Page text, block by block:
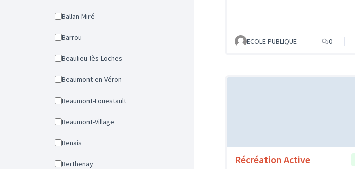
Ballan-Miré
Barrou
Beaulieu-lès-Loches
Beaumont-en-Véron
Beaumont-Louestault
Beaumont-Village
Benais
Berthenay
ECOLE PUBLIQUE 0
Récréation Active